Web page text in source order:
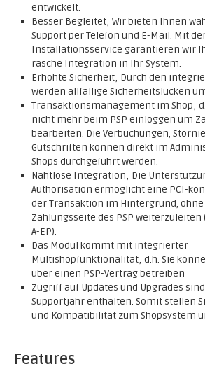
entwickelt.
Besser Begleitet; Wir bieten Ihnen
Support per Telefon und E-Mail. Mit
Installationsservice garantieren wir
rasche Integration in Ihr System.
Erhöhte Sicherheit; Durch den
werden allfällige Sicherheitslücken
Transaktionsmanagement im Shop;
nicht mehr beim PSP einloggen um
bearbeiten. Die Verbuchungen,
Gutschriften können direkt im
Shops durchgeführt werden.
Nahtlose Integration; Die
Authorisation ermöglicht eine PCI-
der Transaktion im Hintergrund, ohne
Zahlungsseite des PSP weiterzuleiten
A-EP).
Das Modul kommt mit integrierter
Multishopfunktionalität; d.h. Sie
über einen PSP-Vertrag betreiben
Zugriff auf Updates und Upgrades
Supportjahr enthalten. Somit stellen
und Kompatibilität zum Shopsystem
Features